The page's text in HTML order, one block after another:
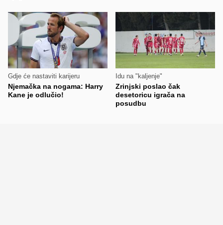
Gdje će nastaviti karijeru
Njemačka na nogama: Harry
Kane je odlučio!
Idu na "kaljenje"
Zrinjski poslao čak
desetoricu igrača na
posudbu